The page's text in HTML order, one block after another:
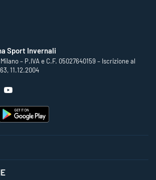
Sport Invernali
– P.IVA e C.F. 05027640159 – Iscrizione al
11.12.2004